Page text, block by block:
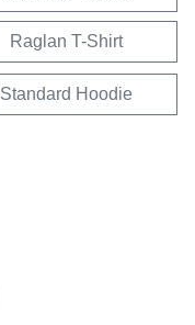
Raglan T-Shirt
Standard Hoodie